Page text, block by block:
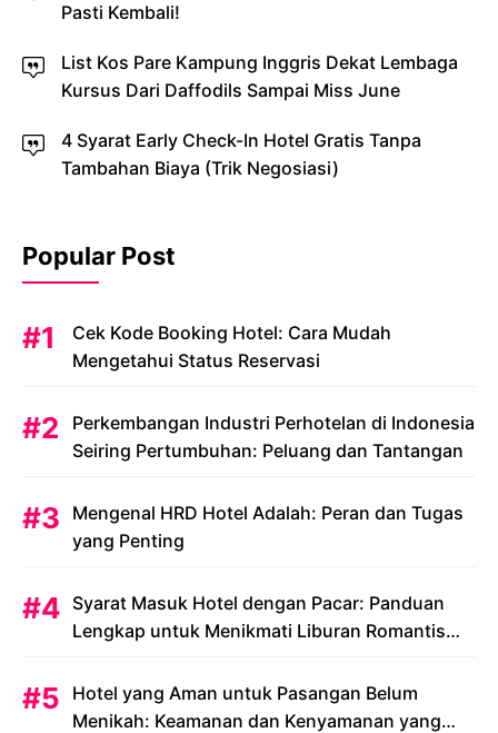
Pasti Kembali!
List Kos Pare Kampung Inggris Dekat Lembaga
Kursus Dari Daffodils Sampai Miss June
4 Syarat Early Check-In Hotel Gratis Tanpa
Tambahan Biaya (Trik Negosiasi)
Popular Post
Cek Kode Booking Hotel: Cara Mudah
Mengetahui Status Reservasi
Perkembangan Industri Perhotelan di Indonesia
Seiring Pertumbuhan: Peluang dan Tantangan
Mengenal HRD Hotel Adalah: Peran dan Tugas
yang Penting
Syarat Masuk Hotel dengan Pacar: Panduan
Lengkap untuk Menikmati Liburan Romantis
Hotel yang Aman untuk Pasangan Belum
Menikah: Keamanan dan Kenyamanan yang